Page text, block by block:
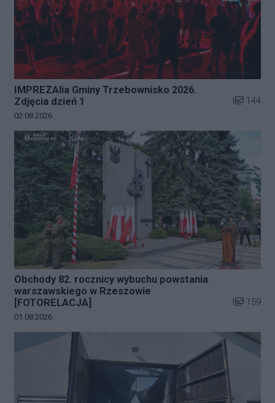
IMPREZAlia Gminy Trzebownisko 2026.
Zdjęcia dzień 1
Liczba
144
Data dodania galerii:
02.08.2026
Obchody 82. rocznicy wybuchu powstania
warszawskiego w Rzeszowie
[FOTORELACJA]
Liczba
159
Data dodania galerii:
01.08.2026